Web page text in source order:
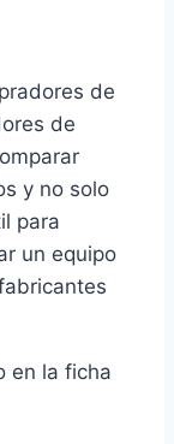
de
de
y no solo
para
un equipo
en la ficha